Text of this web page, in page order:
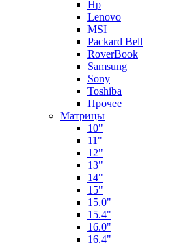
Hp
Lenovo
MSI
Packard Bell
RoverBook
Samsung
Sony
Toshiba
Прочее
Матрицы
10"
11"
12"
13"
14"
15"
15.0"
15.4"
16.0"
16.4"